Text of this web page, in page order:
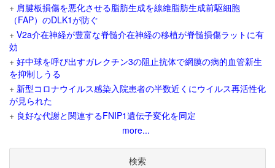
+ 肩腱板損傷を悪化させる脂肪生成を線維脂肪生成前駆細胞
（FAP）のDLK1が防ぐ
+ V2a介在神経が豊富な脊髄介在神経の移植が脊髄損傷ラットに有
効
+ 好中球を呼び出すガレクチン3の阻止抗体で網膜の病的血管新生
を抑制しうる
+ 新型コロナウイルス感染入院患者の半数近くにウイルス再活性化
が見られた
+ 良好な代謝と関連するFNIP1遺伝子変化を同定
more...
検索